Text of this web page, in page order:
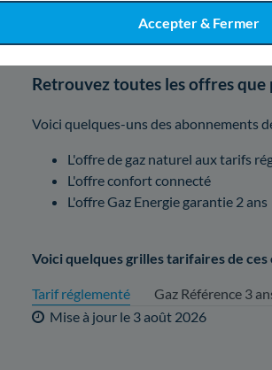
Accepter & Fermer
En tant que fournisseur important,
comparatif de celles-ci pour vous aider
Retrouvez toutes les offres que
Voici quelques-uns des abonnements
L'offre de gaz naturel aux tarifs
L'offre confort connecté
L'offre Gaz Energie garantie 2 ans
Voici quelques grilles tarifaires de ces
Tarif réglementé
Gaz Référence 3
Mise à jour le 3 août 2026